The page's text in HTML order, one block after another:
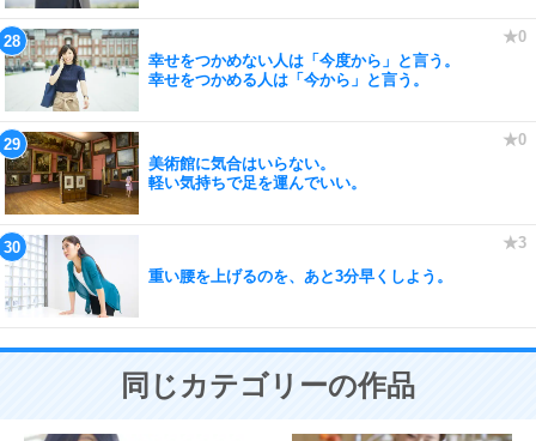
幸せをつかめない人は「今度から」と言う。
幸せをつかめる人は「今から」と言う。
美術館に気合はいらない。
軽い気持ちで足を運んでいい。
重い腰を上げるのを、あと3分早くしよう。
同じカテゴリーの作品